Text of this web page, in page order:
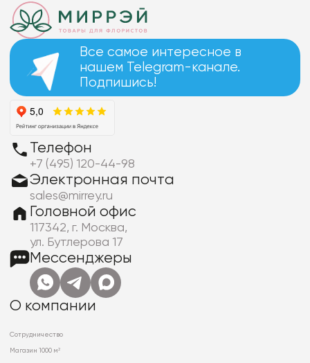
Все самое интересное в
нашем Telegram-канале.
Подпишись!
Телефон
+7 (495) 120-44-98
Электронная почта
sales@mirrey.ru
Головной офис
117342, г. Москва,
ул. Бутлерова 17
Мессенджеры
О компании
Сотрудничество
Магазин 1000 м²